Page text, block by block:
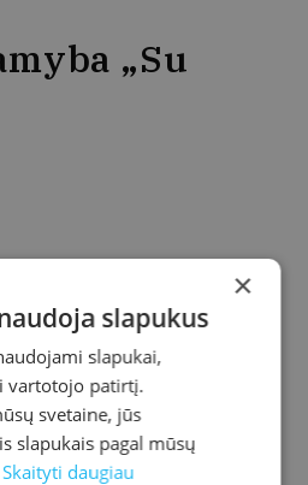
„Su
M. Valančiaus viešoji
Kretingos r.
moterims – atvirukų
×
slapukus
slapukai,
vartotojo patirtį.
svetaine, jūs
slapukais pagal mūsų
Skaityti daugiau